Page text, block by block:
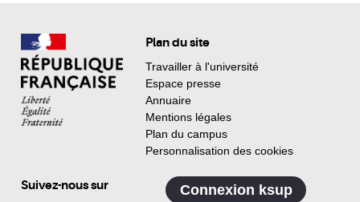
Plan du site
Travailler à l'université
Espace presse
Annuaire
Mentions légales
Plan du campus
Personnalisation des cookies
Suivez-nous sur Connexion ksup